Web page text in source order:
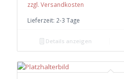
zzgl. Versandkosten
Lieferzeit: 2-3 Tage
Details anzeigen